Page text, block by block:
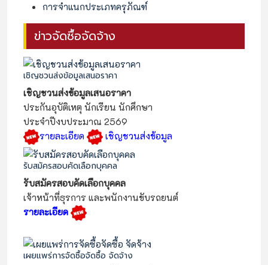
การจำแนกประเภทครุภัณฑ์
ข่าวจัดซื้อจัดจ้าง
เชิญชวนส่งข้อมูลเสนอราคา
เชิญชวนส่งข้อมูลเสนอราคา
ประกันอุบัติเหตุ นักเรียน นักศึกษา
ประจำปีงบประมาณ 2569
รายละเอียด
เชิญชวนส่งข้อมูล
รับสมัครสอบคัดเลือกบุคคล
รับสมัครสอบคัดเลือกบุคคล
เจ้าหน้าที่ธุรการ และพนักงานขับรถยนต์
รายละเอียด
เผยแพร่การจัดซื้อจัดซื้อ จัดจ้าง